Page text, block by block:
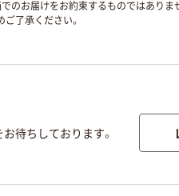
でのお届けをお約束するものではありま
了承ください。
待ちしております。